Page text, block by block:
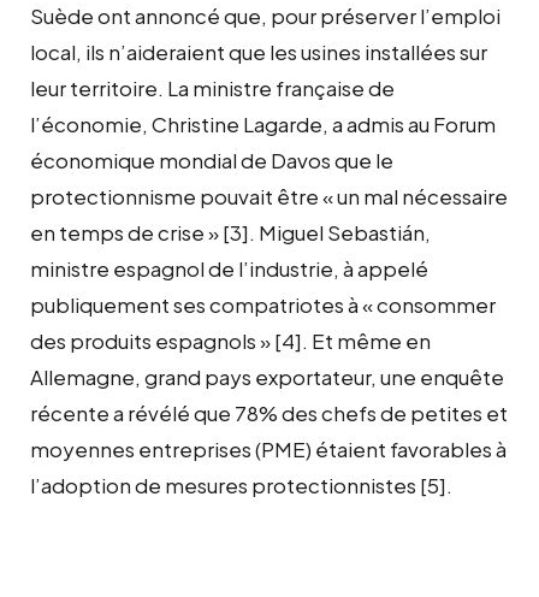
Suède ont annoncé que, pour préserver l’emploi
local, ils n’aideraient que les usines installées sur
leur territoire. La ministre française de
l’économie, Christine Lagarde, a admis au Forum
économique mondial de Davos que le
protectionnisme pouvait être « un mal nécessaire
en temps de crise » [3]. Miguel Sebastián,
ministre espagnol de l’industrie, à appelé
publiquement ses compatriotes à « consommer
des produits espagnols » [4]. Et même en
Allemagne, grand pays exportateur, une enquête
récente a révélé que 78% des chefs de petites et
moyennes entreprises (PME) étaient favorables à
l’adoption de mesures protectionnistes [5].